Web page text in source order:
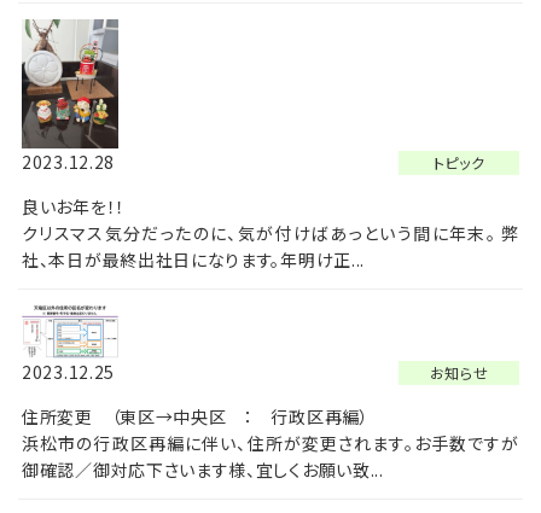
トピック
2023.12.28
良いお年を！！
クリスマス気分だったのに、気が付けばあっという間に年末。 弊
社、本日が最終出社日になります。年明け正...
お知らせ
2023.12.25
住所変更 （東区→中央区 ： 行政区再編）
浜松市の行政区再編に伴い、住所が変更されます。お手数ですが
御確認／御対応下さいます様、宜しくお願い致...